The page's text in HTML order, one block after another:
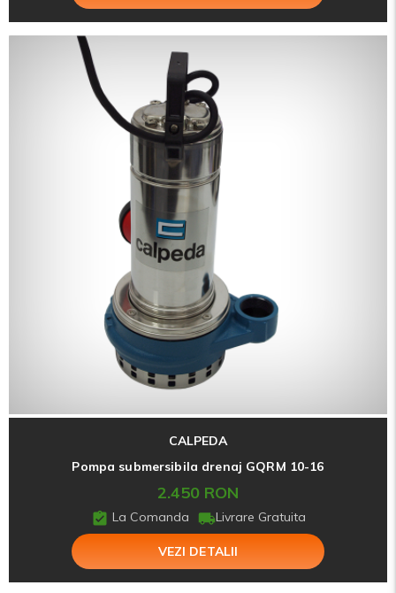
CALPEDA
Pompa submersibila drenaj GQRM 10-16
2.450 RON
La Comanda Livrare Gratuita
VEZI DETALII